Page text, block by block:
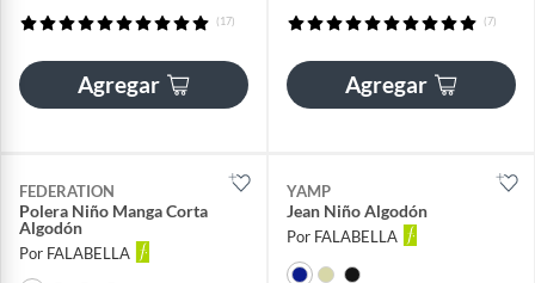
(17)
Agregar
(7)
Agregar
FEDERATION
Polera Niño Manga Corta
Algodón
Por FALABELLA
YAMP
Jean Niño Algodón
Por FALABELLA